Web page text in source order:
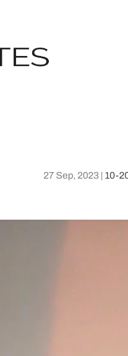
27 Sep, 2023| 10-